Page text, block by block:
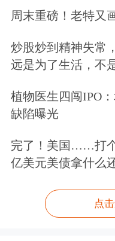
票杠杆ETF推出
重股。
本轮AI科技行
独有。作为全球
市场，杠杆资
猛。
据彭博统计，
周末重磅！老特又
炒股炒到精神失常
远是为了生活，不
植物医生四闯IPO
缺陷曝光
完了！美国……打
亿美元美债拿什么
点